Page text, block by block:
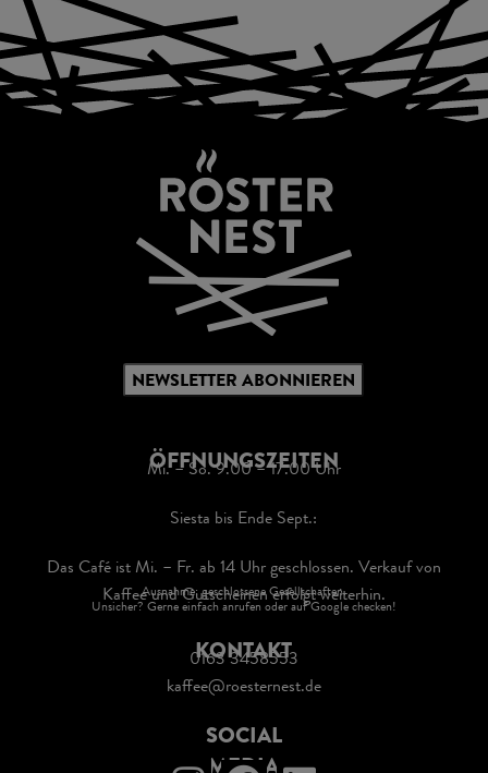
NEWSLETTER ABONNIEREN
ÖFFNUNGSZEITEN
Mi. – So. 9.00 – 17.00 Uhr
Siesta bis Ende Sept.:
Das Café ist Mi. – Fr. ab 14 Uhr geschlossen. Verkauf von
Kaffee und Gutscheinen erfolgt weiterhin.
Ausnahme: geschlossene Gesellschaften.
Unsicher? Gerne einfach anrufen oder auf Google checken!
KONTAKT
0163 3458553
kaffee@roesternest.de
SOCIAL
MEDIA